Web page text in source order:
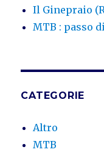
Il Ginepraio
MTB : passo
CATEGORIE
Altro
MTB